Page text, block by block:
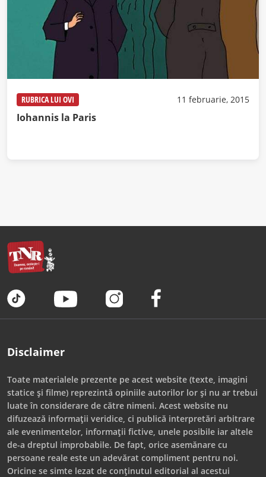
RUBRICA LUI OVI 11 februarie, 2015
Iohannis la Paris
Disclaimer
Toate materialele prezente pe acest website (texte, imagini
statice și filme) reprezintă opiniile autorilor lor și nu ar trebui
luate în considerare de către nimeni. Acest website nu
difuzează informații veridice, ci publică interpretări arbitrare
ale evenimentelor, informații fictive, unele posibile iar altele
de-a dreptul improbabile. De fapt, orice asemănare cu
persoane reale este un adevărat compliment pentru noi.
Oricine se simte lezat de conținutul editorial al acestui